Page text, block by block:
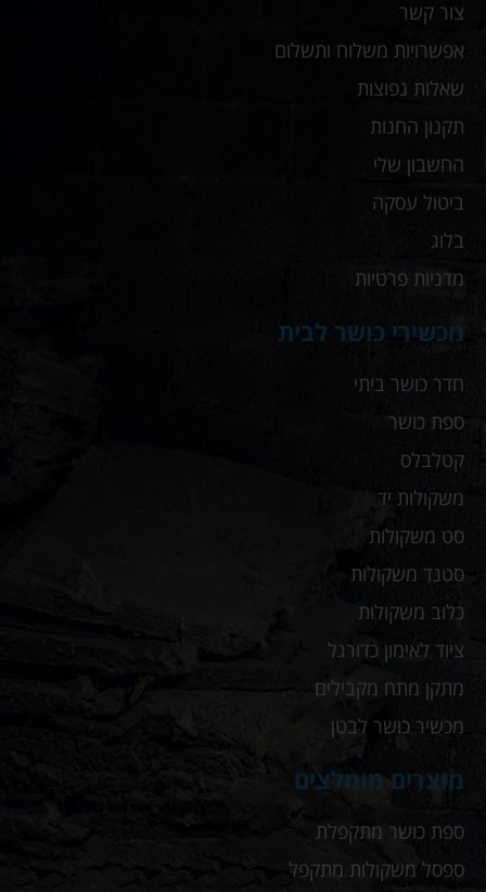
צור קשר
אפשרויות משלוח ותשלום
שאלות נפוצות
תקנון החנות
החשבון שלי
ביטול עסקה
בלוג
מדניות פרטיות
מכשירי כושר לבית
חדר כושר ביתי
ספת כושר
קטלבלס
משקולות יד
סט משקולות
סטנד משקולות
כלוב משקולות
ציוד לאימון כדורגל
מתקן מתח מקבילים
מכשיר כושר לבטן
מוצרים מומלצים
ספת כושר מתקפלת
ספסל משקולות מתקפל